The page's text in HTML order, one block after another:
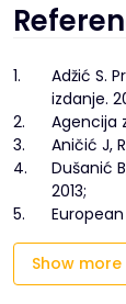
1.
Adžić S.
izdanje.
2.
Agencija
3.
Aničić J,
4.
Dušanić
2013;
5.
Show more